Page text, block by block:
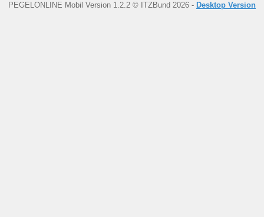
PEGELONLINE Mobil Version 1.2.2 © ITZBund 2026 - Desktop Version